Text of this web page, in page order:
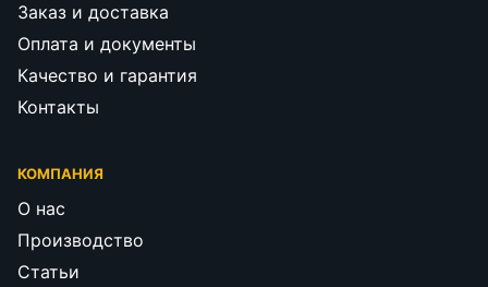
Заказ и доставка
Оплата и документы
Качество и гарантия
Контакты
КОМПАНИЯ
О нас
Производство
Статьи